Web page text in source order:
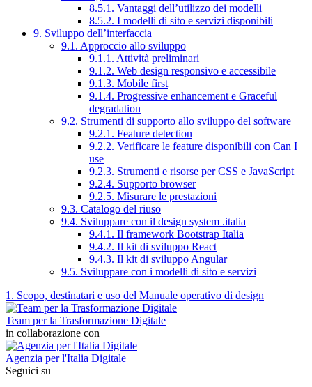
8.5.1. Vantaggi dell’utilizzo dei modelli
8.5.2. I modelli di sito e servizi disponibili
9. Sviluppo dell’interfaccia
9.1. Approccio allo sviluppo
9.1.1. Attività preliminari
9.1.2. Web design responsivo e accessibile
9.1.3. Mobile first
9.1.4. Progressive enhancement e Graceful
degradation
9.2. Strumenti di supporto allo sviluppo del software
9.2.1. Feature detection
9.2.2. Verificare le feature disponibili con Can I
use
9.2.3. Strumenti e risorse per CSS e JavaScript
9.2.4. Supporto browser
9.2.5. Misurare le prestazioni
9.3. Catalogo del riuso
9.4. Sviluppare con il design system .italia
9.4.1. Il framework Bootstrap Italia
9.4.2. Il kit di sviluppo React
9.4.3. Il kit di sviluppo Angular
9.5. Sviluppare con i modelli di sito e servizi
1. Scopo, destinatari e uso del Manuale operativo di design
Team per la Trasformazione Digitale
in collaborazione con
Agenzia per l'Italia Digitale
Seguici su